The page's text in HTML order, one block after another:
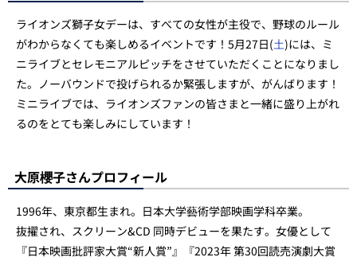
ライオンズ獅子女デーは、すべての女性が主役で、野球のルール
がわからなくても楽しめるイベントです！5月27日(土)には、ミ
ニライブとセレモニアルピッチをさせていただくことになりまし
た。ノーバウンドで投げられるか緊張しますが、がんばります！
ミニライブでは、ライオンズファンの皆さまと一緒に盛り上がれ
るのをとても楽しみにしています！
大原櫻子さんプロフィール
1996年、東京都生まれ。日本大学藝術学部映画学科卒業。
抜擢され、スクリーン&CD 同時デビューを果たす。女優として
『日本映画批評家大賞“新人賞”』『2023年 第30回読売演劇大賞